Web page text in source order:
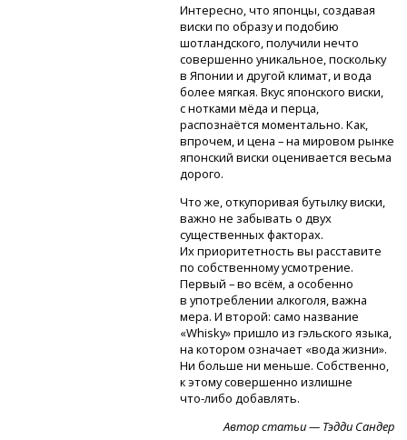
Интересно, что японцы, создавая
виски по образу и подобию
шотландского, получили нечто
совершенно уникальное, поскольку
в Японии и другой климат, и вода
более мягкая. Вкус японского виски,
с нотками мёда и перца,
распознаётся моментально. Как,
впрочем, и цена – на мировом рынке
японский виски оценивается весьма
дорого.
Что же, откупоривая бутылку виски,
важно не забывать о двух
существенных факторах.
Их приоритетность вы расставите
по собственному усмотрение.
Первый – во всём, а особенно
в употреблении алкоголя, важна
мера. И второй: само название
«Whisky» пришло из гэльского языка,
на котором означает «вода жизни».
Ни больше ни меньше. Собственно,
к этому совершенно излишне
что-либо добавлять.
Автор статьи — Тэдди Сандер